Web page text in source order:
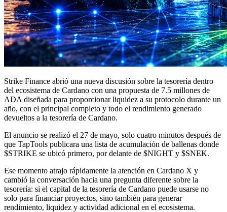
Strike Finance abrió una nueva discusión sobre la tesorería dentro
del ecosistema de Cardano con una propuesta de 7.5 millones de
ADA diseñada para proporcionar liquidez a su protocolo durante un
año, con el principal completo y todo el rendimiento generado
devueltos a la tesorería de Cardano.
El anuncio se realizó el 27 de mayo, solo cuatro minutos después de
que TapTools publicara una lista de acumulación de ballenas donde
$STRIKE se ubicó primero, por delante de $NIGHT y $SNEK.
Ese momento atrajo rápidamente la atención en Cardano X y
cambió la conversación hacia una pregunta diferente sobre la
tesorería: si el capital de la tesorería de Cardano puede usarse no
solo para financiar proyectos, sino también para generar
rendimiento, liquidez y actividad adicional en el ecosistema.